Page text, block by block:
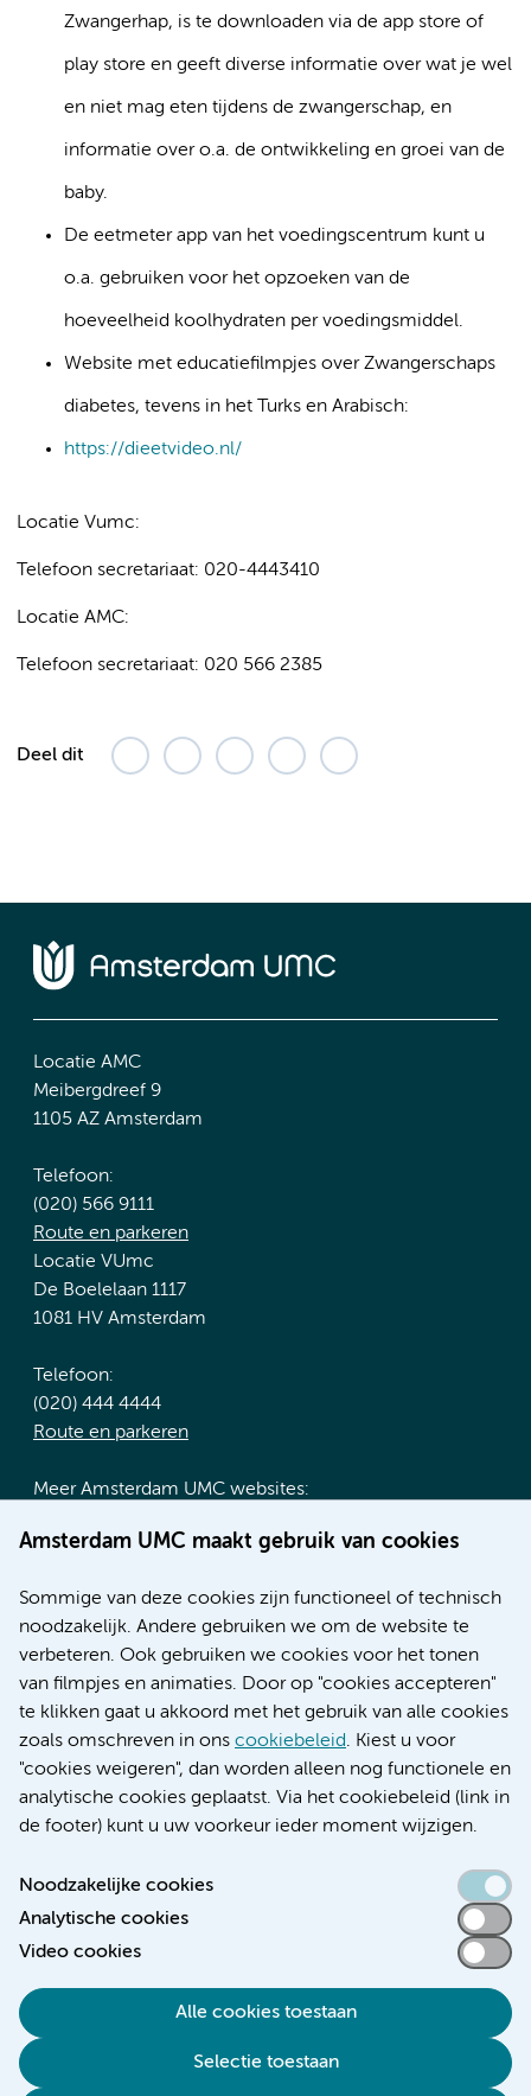
Zwangerhap, is te downloaden via de app store of
play store en geeft diverse informatie over wat je wel
en niet mag eten tijdens de zwangerschap, en
informatie over o.a. de ontwikkeling en groei van de
baby.
De eetmeter app van het voedingscentrum kunt u
o.a. gebruiken voor het opzoeken van de
hoeveelheid koolhydraten per voedingsmiddel.
Website met educatiefilmpjes over Zwangerschaps
diabetes, tevens in het Turks en Arabisch:
https://dieetvideo.nl/
Locatie Vumc:
Telefoon secretariaat: 020-4443410
Locatie AMC:
Telefoon secretariaat: 020 566 2385
Deel dit
Amsterdam UMC maakt gebruik van cookies
Sommige van deze cookies zijn functioneel of technisch
noodzakelijk. Andere gebruiken we om de website te
verbeteren. Ook gebruiken we cookies voor het tonen
van filmpjes en animaties. Door op "cookies accepteren"
te klikken gaat u akkoord met het gebruik van alle cookies
zoals omschreven in ons cookiebeleid. Kiest u voor
"cookies weigeren", dan worden alleen nog functionele en
analytische cookies geplaatst. Via het cookiebeleid (link in
de footer) kunt u uw voorkeur ieder moment wijzigen.
Noodzakelijke cookies
Analytische cookies
Video cookies
Alle cookies toestaan
Selectie toestaan
Locatie AMC
Meibergdreef 9
1105 AZ Amsterdam
Telefoon:
(020) 566 9111
Route en parkeren
Locatie VUmc
De Boelelaan 1117
1081 HV Amsterdam
Telefoon:
(020) 444 4444
Route en parkeren
Meer Amsterdam UMC websites:
Werken bij Amsterdam UMC
Nieuws
Research
Educatie locatie AMC
Educatie locatie VUmc
Verwijzen & diagnostiek
Toegankelijkheidsverklaring
Cookieverklaring